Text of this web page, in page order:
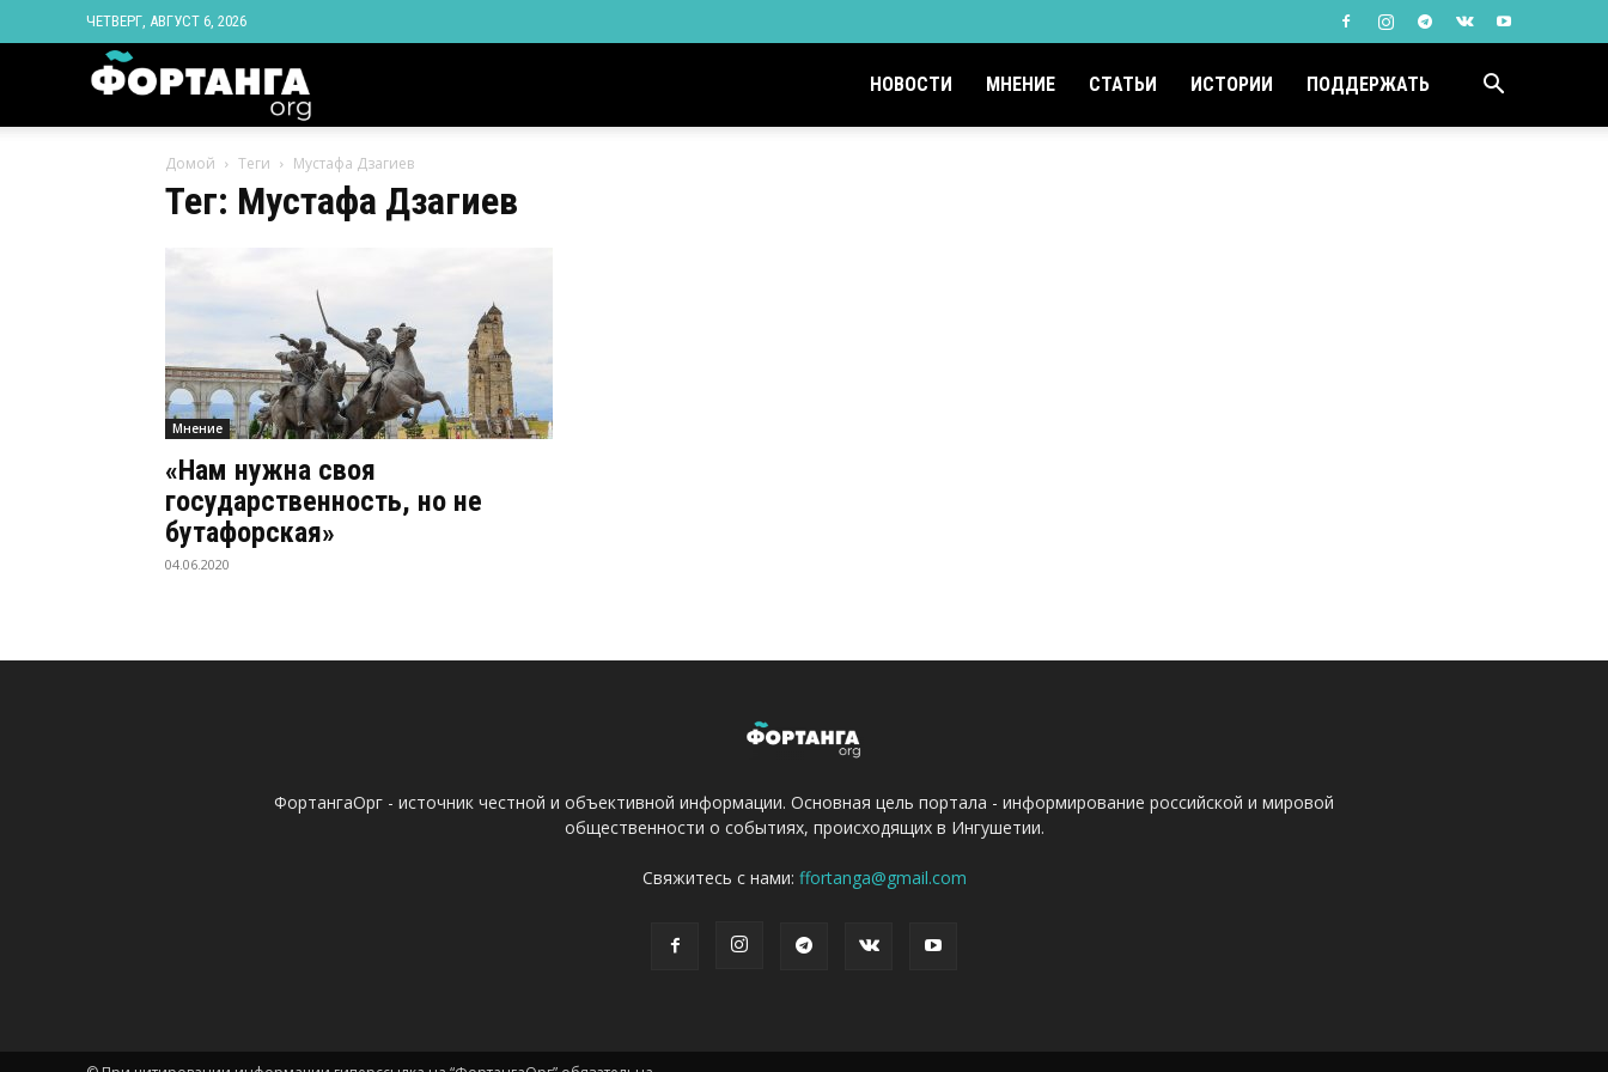
ЧЕТВЕРГ, АВГУСТ 6, 2026
Ингушетии
орг
НОВОСТИ МНЕНИЕ СТАТЬИ ИСТОРИИ ПОДДЕРЖАТЬ
Домой Теги Мустафа Дзагиев
Тег: Мустафа Дзагиев
Мнение
«Нам нужна своя
государственность, но не
бутафорская»
04.06.2020
ФортангаОрг - источник честной и объективной информации. Основная цель портала - информирование российской и мировой
общественности о событиях, происходящих в Ингушетии.
Свяжитесь с нами: ffortanga@gmail.com